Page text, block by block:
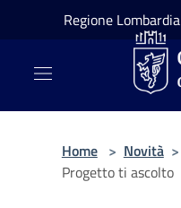
Salta al contenuto principale
Regione Lombardia
Home > Novità >
Progetto ti ascolto